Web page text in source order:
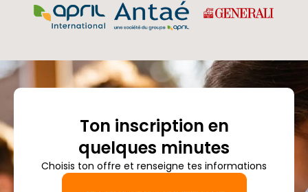
Ton inscription en
quelques minutes
Choisis ton offre et renseigne tes informations